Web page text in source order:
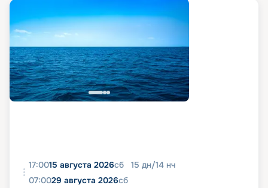
17:0015 августа 2026сб 15 дн/14 нч
07:0029 августа 2026сб